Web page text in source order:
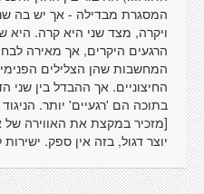
המסגרת מבדילה - אך יש בה
ויקרה, מצד שני היא קרה.
הרגעים היקרים, אך מאירה
המחשבות שהן הצלילים
החיצוניים. אך ההבדל בין
בתוכה הם 'רגעיים' יותר.
[מזכיר במקצת את האווירה
יוצר דגול, בזה אין ספק.